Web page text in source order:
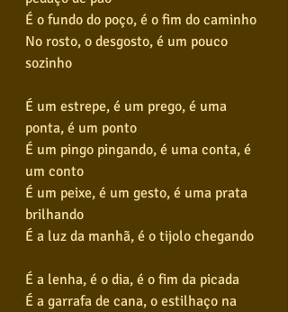
É o fundo do poço, é o fim do caminho
No rosto, o desgosto, é um pouco
sozinho
É um estrepe, é um prego, é uma
ponta, é um ponto
É um pingo pingando, é uma conta, é
um conto
É um peixe, é um gesto, é uma prata
brilhando
É a luz da manhã, é o tijolo chegando
É a lenha, é o dia, é o fim da picada
É a garrafa de cana, o estilhaço na